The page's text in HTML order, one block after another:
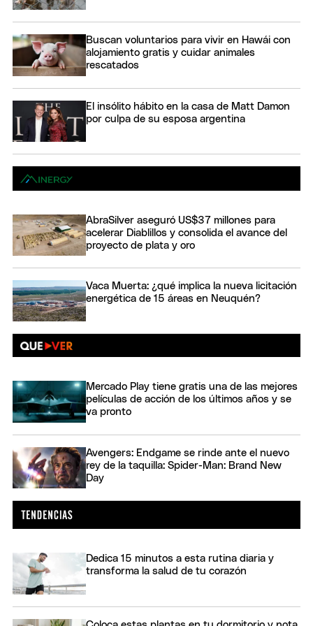
Buscan voluntarios para vivir en Hawái con
alojamiento gratis y cuidar animales
rescatados
El insólito hábito en la casa de Matt Damon
por culpa de su esposa argentina
AbraSilver aseguró US$37 millones para
acelerar Diablillos y consolida el avance del
proyecto de plata y oro
Vaca Muerta: ¿qué implica la nueva licitación
energética de 15 áreas en Neuquén?
Mercado Play tiene gratis una de las mejores
películas de acción de los últimos años y se
va pronto
Avengers: Endgame se rinde ante el nuevo
rey de la taquilla: Spider-Man: Brand New
Day
Dedica 15 minutos a esta rutina diaria y
transforma la salud de tu corazón